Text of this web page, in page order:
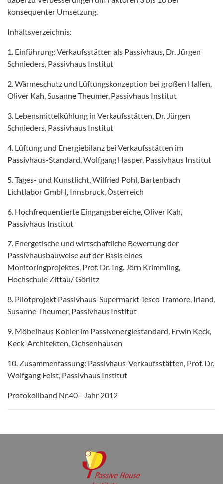
konsequenter Umsetzung.
Inhaltsverzeichnis:
1. Einführung: Verkaufsstätten als Passivhaus, Dr. Jürgen
Schnieders, Passivhaus Institut
2. Wärmeschutz und Lüftungskonzeption bei großen Hallen,
Oliver Kah, Susanne Theumer, Passivhaus Institut
3. Lebensmittelkühlung in Verkaufsstätten, Dr. Jürgen
Schnieders, Passivhaus Institut
4. Lüftung und Energiebilanz bei Verkaufsstätten im
Passivhaus-Standard, Wolfgang Hasper, Passivhaus Institut
5. Tages- und Kunstlicht, Wilfried Pohl, Bartenbach
Lichtlabor GmbH, Innsbruck, Österreich
6. Hochfrequentierte Eingangsbereiche, Oliver Kah,
Passivhaus Institut
7. Energetische und wirtschaftliche Bewertung der
Passivhausbauweise auf der Basis eines
Monitoringprojektes, Prof. Dr.-Ing. Jörn Krimmling,
Hochschule Zittau/ Görlitz
8. Pilotprojekt Passivhaus-Supermarkt Tesco Tramore, Irland,
Susanne Theumer, Passivhaus Institut
9. Möbelhaus Kohler im Passivenergiestandard, Erwin Keck,
Keck-Architekten, Ochsenhausen
10. Zusammenfassung: Passivhaus-Verkaufsstätten, Prof. Dr.
Wolfgang Feist, Passivhaus Institut
Protokollband Nr.40 - Jahr 2012